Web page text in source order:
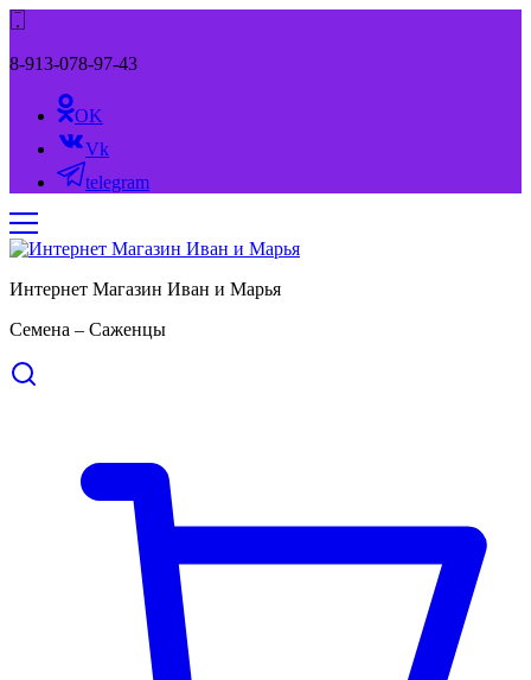
8-913-078-97-43
OK
Vk
telegram
Интернет Магазин Иван и Марья
Семена – Саженцы